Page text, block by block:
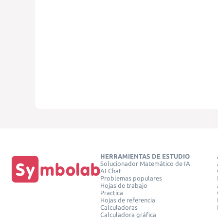
HERRAMIENTAS DE ESTUDIO
Solucionador Matemático de IA
AI Chat
Problemas populares
Hojas de trabajo
Practica
Hojas de referencia
Calculadoras
Calculadora gráfica